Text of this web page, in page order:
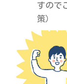
すので
策）